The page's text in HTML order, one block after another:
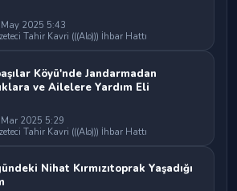
2025 5:43
Tahir Kavri (((Alo))) İhbar Hattı
Köyü'nde Jandarmadan
ve Ailelere Yardım Eli
2025 5:29
Tahir Kavri (((Alo))) İhbar Hattı
Kırmızıtoprak Yaşadığı